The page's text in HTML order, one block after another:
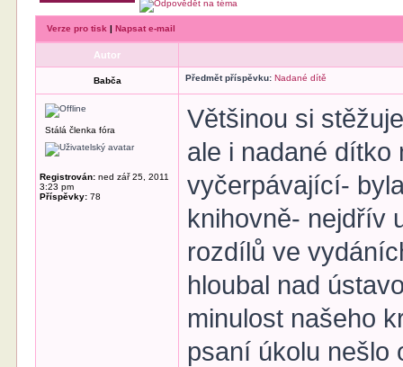
Verze pro tisk |Napsat e-mail
Autor
Babča Předmět příspěvku: Nadané dítě
Stálá členka fóra
Registrován: ned zář 25, 2011
3:23 pm
Příspěvky: 78
Většinou si
ale i nadané dítko
vyčerpávající-
knihovně- nejdřív
rozdílů ve
hloubal nad
minulost našeho
psaní úkolu nešlo